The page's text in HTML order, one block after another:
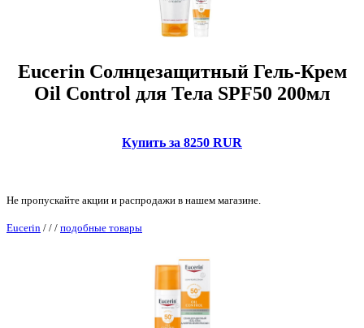
Eucerin Солнцезащитный Гель-Крем
Oil Control для Тела SPF50 200мл
Купить за 8250 RUR
Не пропускайте акции и распродажи в нашем магазине.
Eucerin / / / подобные товары